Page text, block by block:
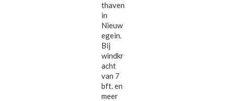
thaven
in
Nieuw
egein.
Bij
windkr
acht
van 7
bft. en
meer